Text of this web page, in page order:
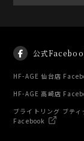
公式
HF-AGE 仙台店
HF-AGE 高崎店
ブライトリング ブティ
Facebook